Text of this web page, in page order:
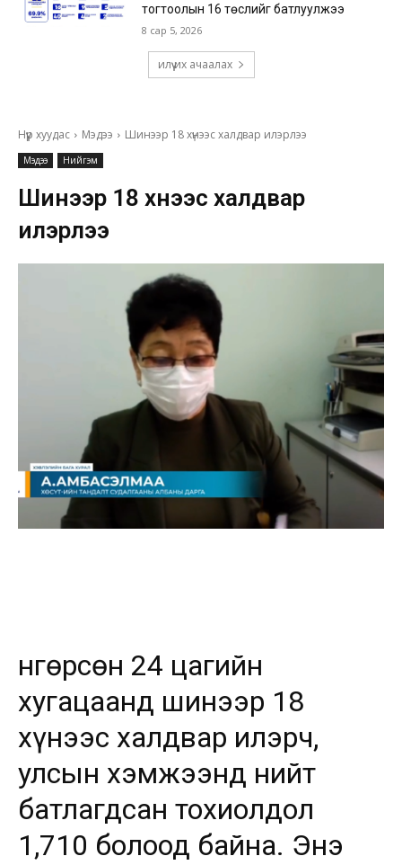
тогтоолын 16 төслийг батлуулжээ
8 сар 5, 2026
илүү их ачаалах